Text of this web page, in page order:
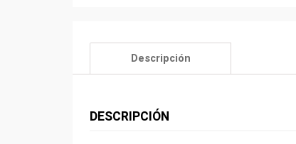
Descripción
DESCRIPCIÓN